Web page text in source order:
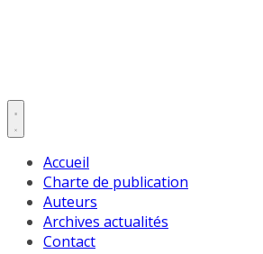
Accueil
Charte de publication
Auteurs
Archives actualités
Contact